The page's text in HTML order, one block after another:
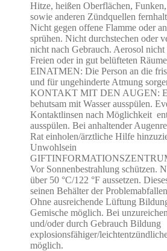
Hitze, heißen Oberflächen,
sowie anderen Zündquellen
Nicht gegen offene Flamme oder
sprühen. Nicht durchstechen oder
nicht nach Gebrauch. Aerosol
Freien oder in gut belüfteten
EINATMEN: Die Person an die
und für ungehinderte Atmung
KONTAKT MIT DEN AUGEN:
behutsam mit Wasser ausspülen.
Kontaktlinsen nach Möglichkeit
ausspülen. Bei anhaltender
Rat einholen/ärztliche Hilfe
Unwohlsein
Vor Sonnenbestrahlung schützen.
über 50 °C/122 °F aussetzen.
seinen Behälter der
Ohne ausreichende Lüftung
Gemische möglich. Bei
und/oder durch Gebrauch Bildung
explosionsfähiger/
möglich.